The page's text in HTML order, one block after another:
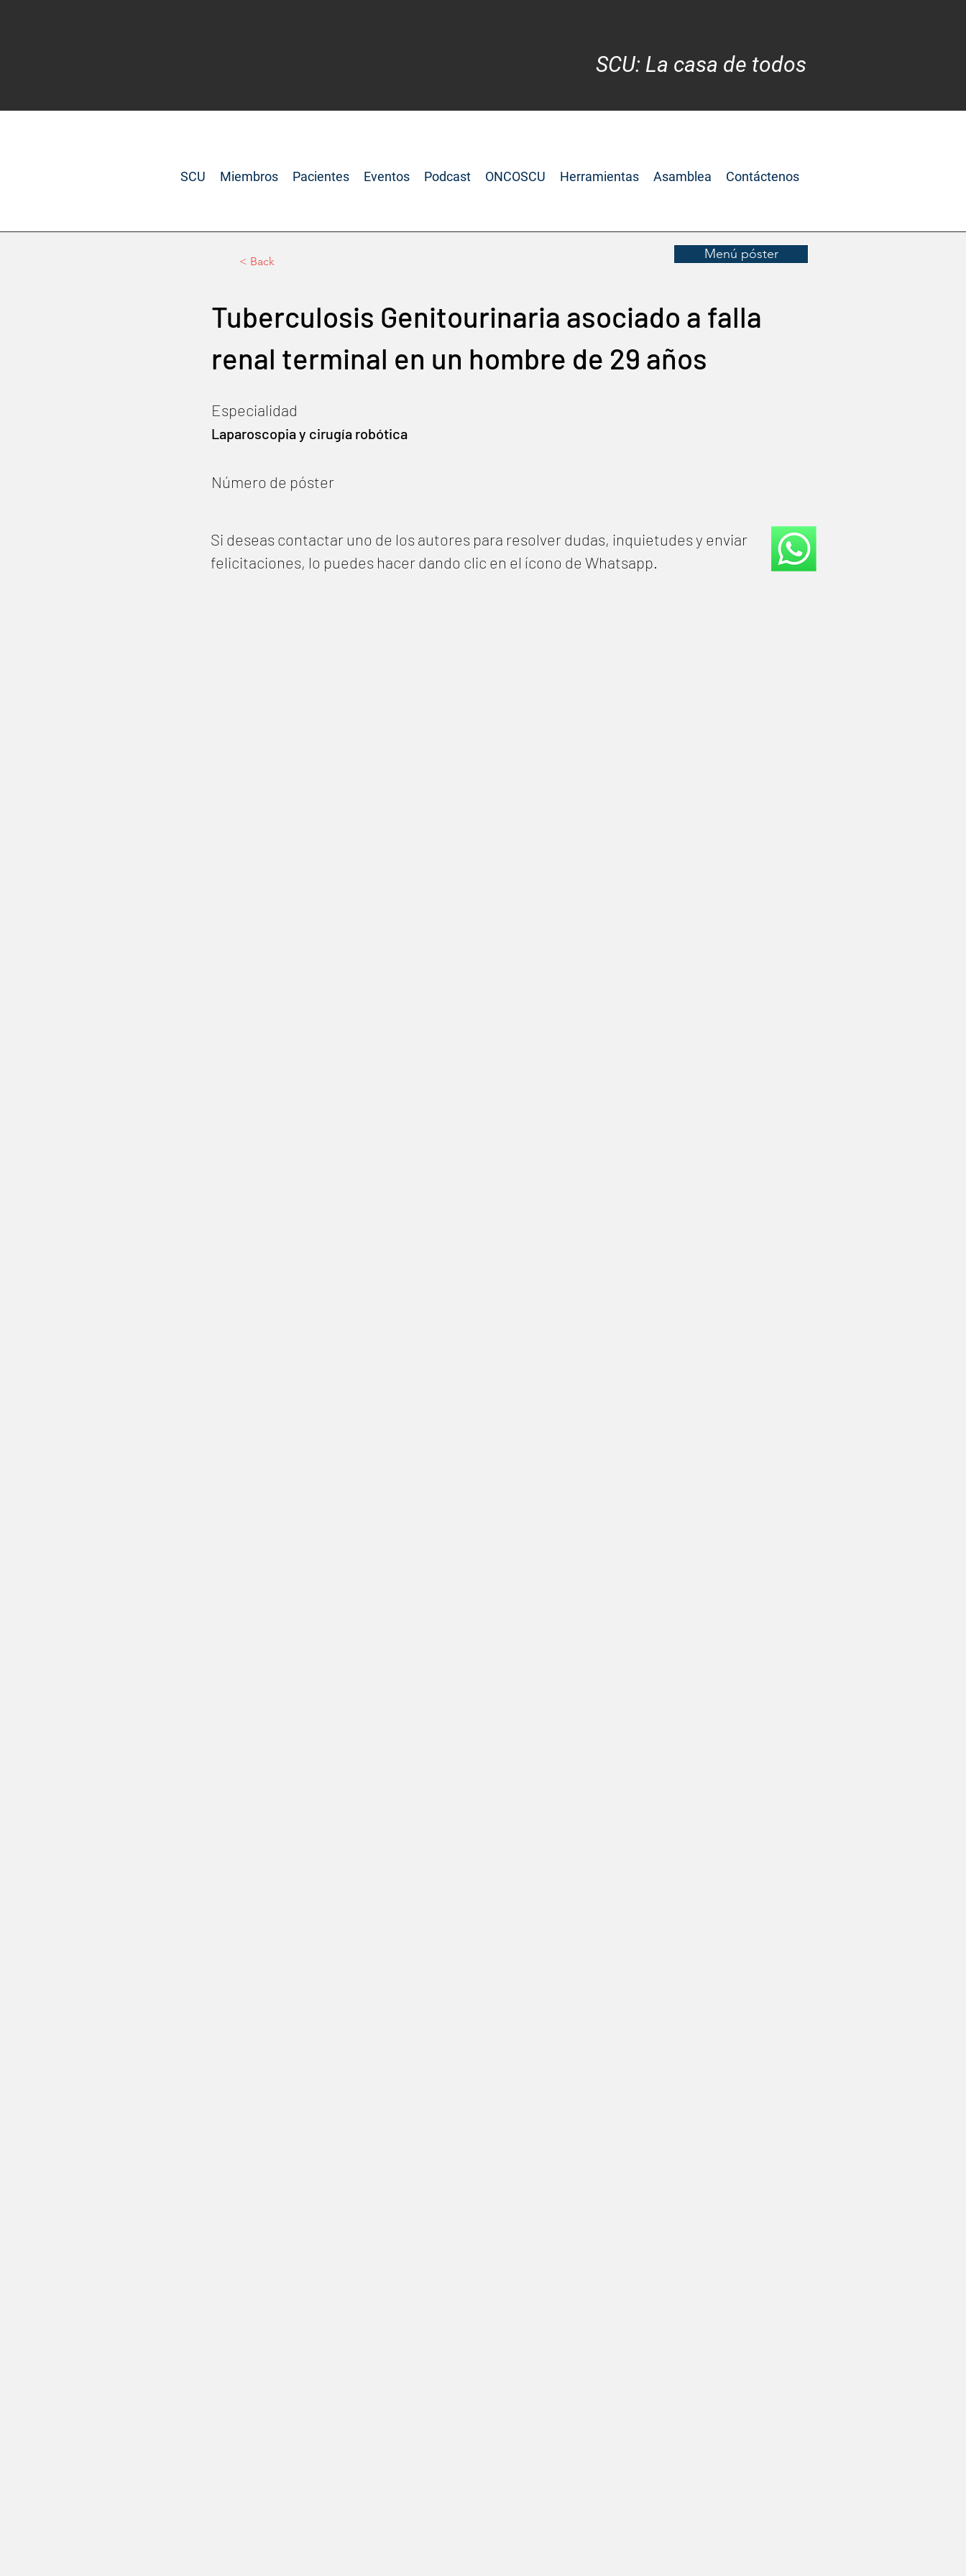
SCU: La casa de todos
SCU Miembros Pacientes Eventos Podcast ONCOSCU Herramientas Asamblea Contáctenos
< Back Menú póster
Tuberculosis Genitourinaria asociado a falla
renal terminal en un hombre de 29 años
Especialidad
Laparoscopia y cirugía robótica
Número de póster
Si deseas contactar uno de los autores para resolver dudas, inquietudes y enviar
felicitaciones, lo puedes hacer dando clic en el ícono de Whatsapp.